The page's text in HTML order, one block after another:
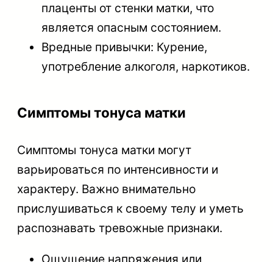
плаценты от стенки матки, что
является опасным состоянием.
Вредные привычки: Курение,
употребление алкоголя, наркотиков.
Симптомы тонуса матки
Симптомы тонуса матки могут
варьироваться по интенсивности и
характеру. Важно внимательно
прислушиваться к своему телу и уметь
распознавать тревожные признаки.